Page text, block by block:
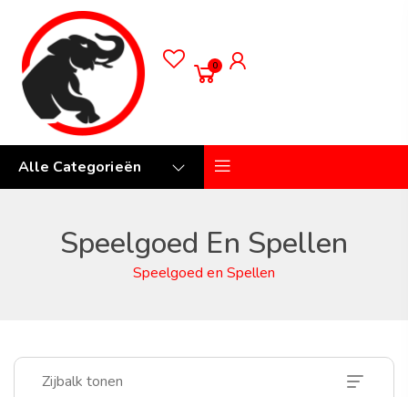
0
Alle Categorieën
Speelgoed En Spellen
Speelgoed en Spellen
Zijbalk tonen